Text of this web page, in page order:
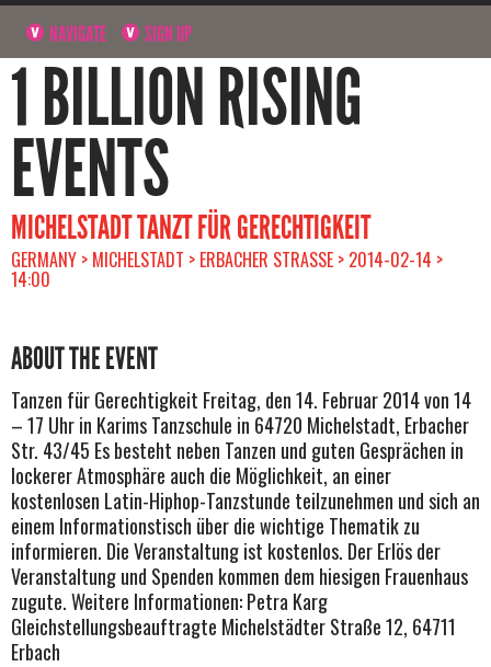
NAVIGATE SIGN UP
1 BILLION RISING
EVENTS
MICHELSTADT TANZT FÜR GERECHTIGKEIT
GERMANY > MICHELSTADT > ERBACHER STRASSE > 2014-02-14 >
14:00
ABOUT THE EVENT
Tanzen für Gerechtigkeit Freitag, den 14. Februar 2014 von 14
– 17 Uhr in Karims Tanzschule in 64720 Michelstadt, Erbacher
Str. 43/45 Es besteht neben Tanzen und guten Gesprächen in
lockerer Atmosphäre auch die Möglichkeit, an einer
kostenlosen Latin-Hiphop-Tanzstunde teilzunehmen und sich an
einem Informationstisch über die wichtige Thematik zu
informieren. Die Veranstaltung ist kostenlos. Der Erlös der
Veranstaltung und Spenden kommen dem hiesigen Frauenhaus
zugute. Weitere Informationen: Petra Karg
Gleichstellungsbeauftragte Michelstädter Straße 12, 64711
Erbach